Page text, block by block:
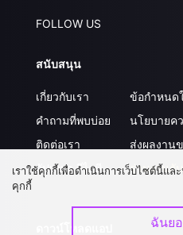
FOLLOW US
สนับสนุน
เกี่ยวกับเรา
คำถามที่พบบ่อย
ติดต่อเรา
อัปเกรด วีไอพี
ข้อกำหนด
นโยบายค
ส่งผลงาน
ร่วมงานกับ
เราใช้คุกกี้เพื่อดำเนินการเว็บไซต์นี้แล
คุกกี้
ฉันย